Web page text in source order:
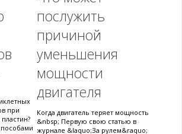
при
послужить
причиной
уменьшения
мощности
двигателя
Когда двигатель теряет мощность
&nbsp; Первую свою статью в
журнале &laquo;За рулем&raquo;